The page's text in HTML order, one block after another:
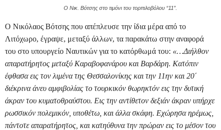
Ο Νικ. Βότσης στο τιμόνι του τορπιλοβόλου “11”.
Ο Νικόλαος Βότσης που απέπλευσε την ίδια μέρα από το
Λιτόχωρο, έγραψε, μεταξύ άλλων, τα παρακάτω στην αναφορά
του στο υπουργείο Ναυτικών για το κατόρθωμά του: «…Διήλθον
απαρατήρητος μεταξύ Καραβοφανάρου και Βαρδάρη. Κατόπιν
έφθασα εις τον λιμένα της Θεσσαλονίκης και την 11ην και 20΄
διέκρινα άνευ αμφιβολίας το τουρκικόν θωρηκτόν εις την δυτική
άκραν του κυματοθραύστου. Εις την αντίθετον δεξιάν άκραν υπήρχε
ρωσσικόν πολεμικόν, υποθέτω, και άλλα σκάφη. Εχώρησα ηρέμως,
πάντοτε απαρατήρητος, και κατηύθυνα την πρώραν εις το μέσον του